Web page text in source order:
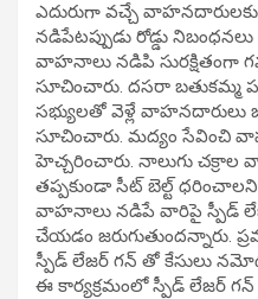
ఎదురుగా వచ్చే
నడిపేటప్పుడు రోడ్డు
వాహనాలు నడిపి సురక్షితంగా
సూచించారు. దసరా బతుకమ్మ
సభ్యులతో వెళ్లే
సూచించారు. మద్యం సేవించి
హెచ్చరించారు. నాలుగు చక్రాల
తప్పకుండా సీట్ బెల్ట్
వాహనాలు నడిపే వారిపై స్పీడ్
చేయడం జరుగుతుందన్నారు.
స్పీడ్ లేజర్ గన్ తో కేసులు
ఈ కార్యక్రమంలో స్పీడ్ లేజర్ గన్